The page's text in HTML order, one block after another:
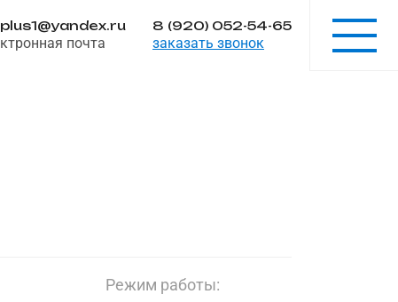
почта
8 (920) 052-54-65
заказать звонок
Режим работы: